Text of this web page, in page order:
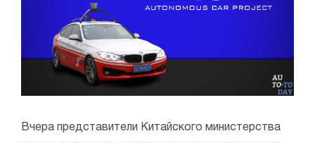
Вчера представители Китайского министерства